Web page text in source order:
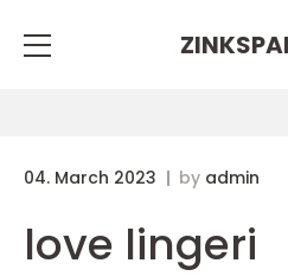
04. March 2023 by admin
love lingeri